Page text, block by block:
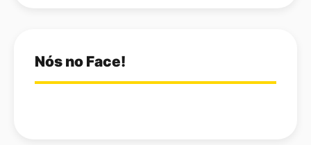
Nós no Face!